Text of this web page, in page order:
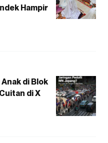
Hampir
di Blok
di X